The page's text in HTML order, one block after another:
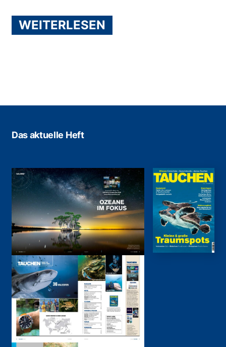
WEITERLESEN
Das aktuelle Heft